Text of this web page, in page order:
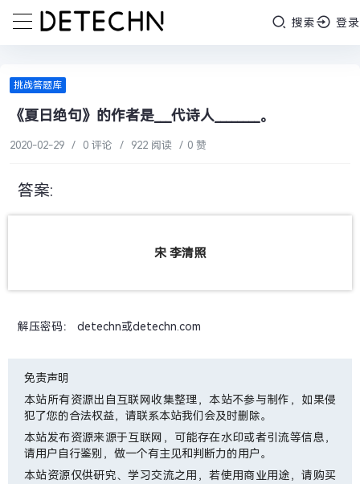
搜索 登录
挑战答题库
《夏日绝句》的作者是___代诗人________。
2020-02-29 / 0 评论 / 922 阅读 / 0 赞
答案:
宋 李清照
解压密码： detechn或detechn.com
免责声明
本站所有资源出自互联网收集整理，本站不参与制作，如果侵
犯了您的合法权益，请联系本站我们会及时删除。
本站发布资源来源于互联网，可能存在水印或者引流等信息，
请用户自行鉴别，做一个有主见和判断力的用户。
本站资源仅供研究、学习交流之用，若使用商业用途，请购买